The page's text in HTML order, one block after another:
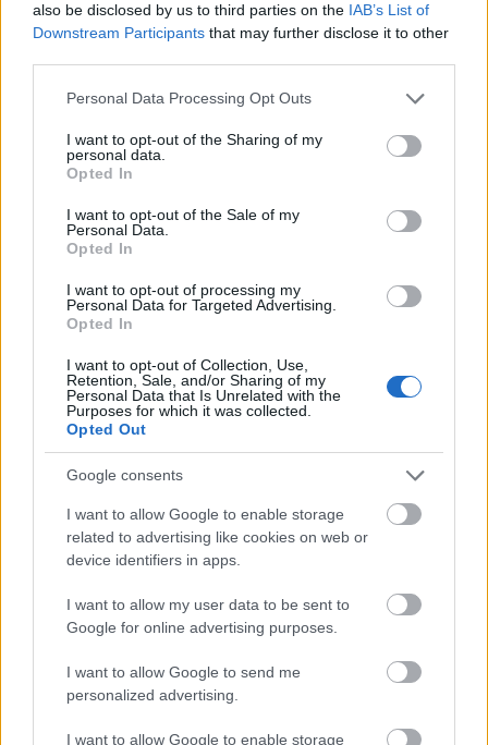
also be disclosed by us to third parties on the IAB’s List of
Downstream Participants that may further disclose it to other
Please note that this website/app uses one or more Google
not limited to your visit or usage behaviour. You may click to
grant or deny consent to Google and its third-party tags to
use your data for below specified purposes in below Google
consent section.
Personal Data Processing Opt Outs
I want to opt-out of the Sharing of my
personal data.
Opted In
I want to opt-out of the Sale of my
Personal Data.
Opted In
I want to opt-out of processing my
Personal Data for Targeted Advertising.
Opted In
I want to opt-out of Collection, Use,
Retention, Sale, and/or Sharing of my
Personal Data that Is Unrelated with the
Purposes for which it was collected.
Opted Out
Google consents
I want to allow Google to enable storage
related to advertising like cookies on web or
device identifiers in apps.
I want to allow my user data to be sent to
Google for online advertising purposes.
I want to allow Google to send me
personalized advertising.
I want to allow Google to enable storage
Σε μια εποχή ταχύτητας και «ευκολίας»,
Caravelσυνεχίζει να υπενθυμίζει τη σημασία της
ποιότητας, της φροντίδας και της αυθεντικής
είναι αυτά που εντυπωσιάζουν στιγμιαία,
φορά που ανοίγει ένα κουτί με γλυκά!